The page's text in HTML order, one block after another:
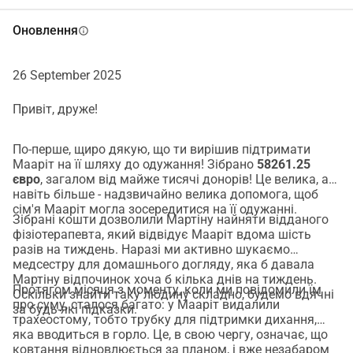
себе родині вимагатиме часу,
У Маа́рит і Мартіна троє маленьких
дітей (4 роки, 2 роки і 4 місяці), за
якими наразі доглядають бабуся і
дідусь, родичі та друзі. Чоловік
Мартін є її опікуном 24/7, опорою та
втіленням оптимізму, гумору та
безумовної любові.
Мабуть, не потрібно пояснювати,
що ця ситуація принесла величезні
Оновленняinfo
26 September 2025
Привіт, друже!
По-перше, щиро дякую, що ти вирішив підтримати
Мааріт на її шляху до одужання! Зібрано 58261.25
євро, загалом від майже тисячі донорів! Це велика, а
навіть більше - надзвичайно велика допомога, щоб
сім'я Мааріт могла зосередитися на її одужанні.
Зібрані кошти дозволили Мартіну найняти відданого
фізіотерапевта, який відвідує Мааріт вдома шість
разів на тиждень. Наразі ми активно шукаємо
медсестру для домашнього догляду, яка б давала
Мартіну відпочинок хоча б кілька днів на тиждень.
Оскільки знайти таку людину складно, будемо вдячні
за будь-які підказки.
Протягом місяця з моменту, коли ми повідомили їм
про суму, сталося багато: у Мааріт видалили
трахеостому, тобто трубку для підтримки дихання,
яка вводиться в горло. Це, в свою чергу, означає, що
ковтання відновлюється за планом, і вже незабаром